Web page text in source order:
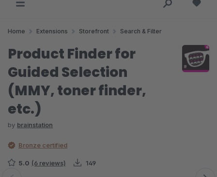
Home Extensions Storefront Search & Filter
Product Finder for
Guided Selection
(MMY, toner finder,
etc.)
by brainstation
Bronze certified
5.0 (6 reviews) 149